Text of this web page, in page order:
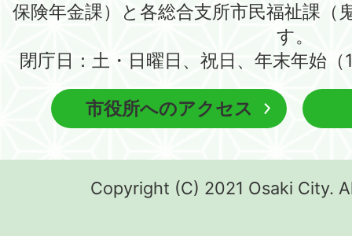
保険年金課）と各総合支所市民福祉課（
す。
閉庁日：土・日曜日、祝日、年末年始
市役所へのアクセス
Copyright (C) 2021 Osaki City.